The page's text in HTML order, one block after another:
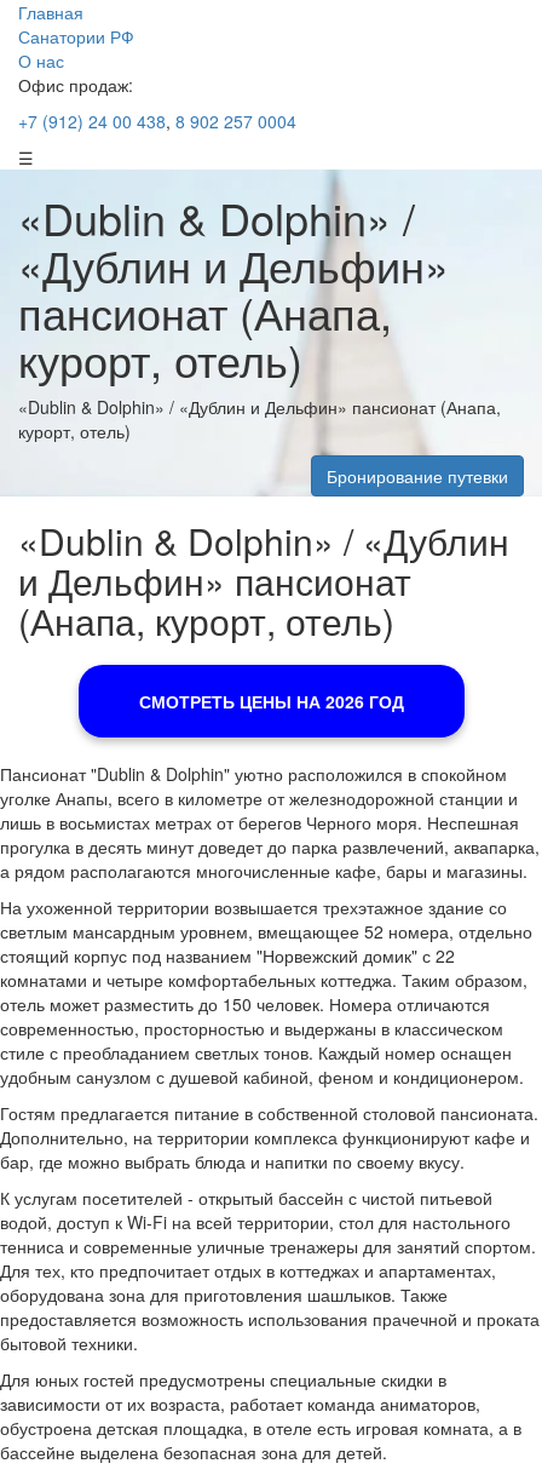
Главная
Санатории РФ
О нас
Офис продаж:
+7 (912) 24 00 438, 8 902 257 0004
☰
«Dublin & Dolphin» /
«Дублин и Дельфин»
пансионат (Анапа,
курорт, отель)
«Dublin & Dolphin» / «Дублин и Дельфин» пансионат (Анапа,
курорт, отель)
Бронирование путевки
«Dublin & Dolphin» / «Дублин
и Дельфин» пансионат
(Анапа, курорт, отель)
СМОТРЕТЬ ЦЕНЫ НА 2026 ГОД
Пансионат "Dublin & Dolphin" уютно расположился в спокойном
уголке Анапы, всего в километре от железнодорожной станции и
лишь в восьмистах метрах от берегов Черного моря. Неспешная
прогулка в десять минут доведет до парка развлечений, аквапарка,
а рядом располагаются многочисленные кафе, бары и магазины.
На ухоженной территории возвышается трехэтажное здание со
светлым мансардным уровнем, вмещающее 52 номера, отдельно
стоящий корпус под названием "Норвежский домик" с 22
комнатами и четыре комфортабельных коттеджа. Таким образом,
отель может разместить до 150 человек. Номера отличаются
современностью, просторностью и выдержаны в классическом
стиле с преобладанием светлых тонов. Каждый номер оснащен
удобным санузлом с душевой кабиной, феном и кондиционером.
Гостям предлагается питание в собственной столовой пансионата.
Дополнительно, на территории комплекса функционируют кафе и
бар, где можно выбрать блюда и напитки по своему вкусу.
К услугам посетителей - открытый бассейн с чистой питьевой
водой, доступ к Wi-Fi на всей территории, стол для настольного
тенниса и современные уличные тренажеры для занятий спортом.
Для тех, кто предпочитает отдых в коттеджах и апартаментах,
оборудована зона для приготовления шашлыков. Также
предоставляется возможность использования прачечной и проката
бытовой техники.
Для юных гостей предусмотрены специальные скидки в
зависимости от их возраста, работает команда аниматоров,
обустроена детская площадка, в отеле есть игровая комната, а в
бассейне выделена безопасная зона для детей.